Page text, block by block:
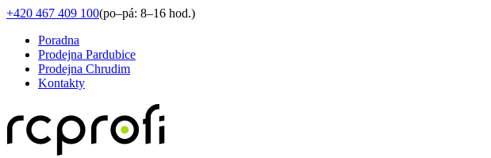
+420 467 409 100(po–pá: 8–16 hod.)
Poradna
Prodejna Pardubice
Prodejna Chrudim
Kontakty